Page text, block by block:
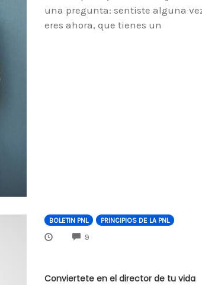
una pregunta: sentiste alguna
eres ahora, que tienes un
BOLETIN PNL PRINCIPIOS DE LA PNL
9
Conviertete en el director de tu vida